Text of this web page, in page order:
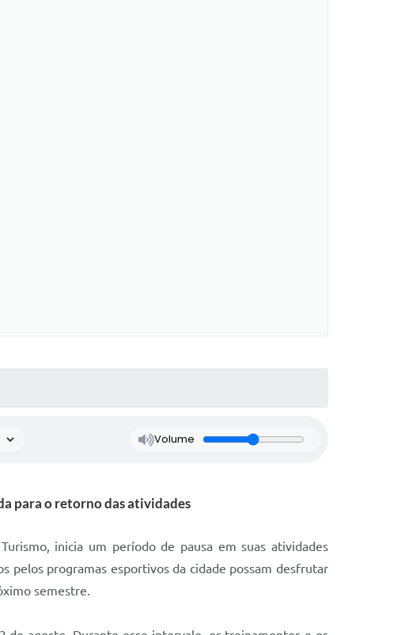
Volume
para o retorno das atividades
inicia um período de pausa em suas atividades
pelos programas esportivos da cidade possam desfrutar
semestre.